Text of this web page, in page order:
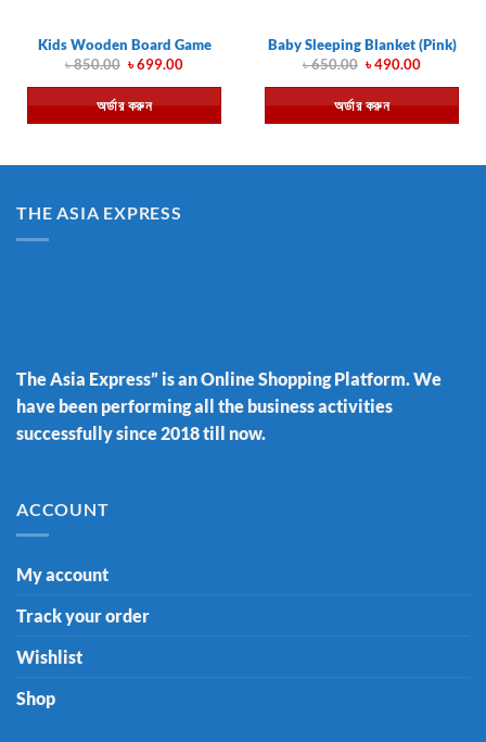
Kids Wooden Board Game
৳850.00 Original
was:
৳ 850.00.
৳699.00Current
is:
৳ 699.00.
অর্ডার করুন
Baby Sleeping Blanket (Pink)
৳650.00 Original
was:
৳ 650.00.
৳490.00Current
is:
৳ 490.00.
অর্ডার করুন
THE ASIA EXPRESS
The Asia Express” is an Online Shopping Platform. We
have been performing all the business activities
successfully since 2018 till now.
ACCOUNT
My account
Track your order
Wishlist
Shop